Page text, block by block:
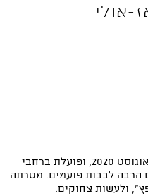
אולי
משטרת ישר - אל הלב הוקמה ב-1 באוגוסט 2020, ופועלת ברחבי
הרבה לבבות פועמים. מטרתה
ולעשות צחוקים.